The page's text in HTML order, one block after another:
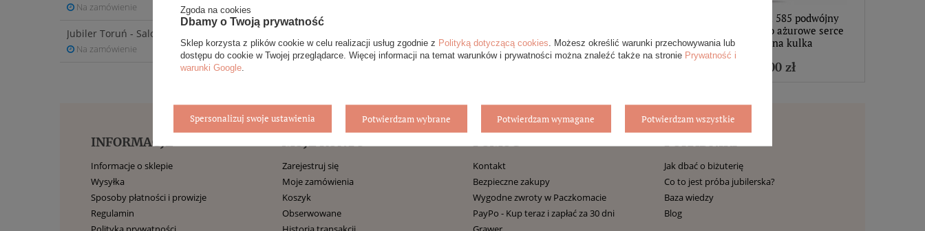
Złota bransoletka 585 podwójny
łańcuszek skrzydło ażurowe serce
gładkie czarna kulka
1 119,00 zł
Na zamówienie
Jubiler Toruń - Salon Jubilerski BOVEM
Na zamówienie
INFORMACJE
Informacje o sklepie
Wysyłka
Sposoby płatności i prowizje
Regulamin
MOJE KONTO
Zarejestruj się
Moje zamówienia
Koszyk
Obserwowane
POMOC
Kontakt
Bezpieczne zakupy
Wygodne zwroty w Paczkomacie
PayPo - Kup teraz i zapłać za 30 dni
PORADNIKI
Jak dbać o biżuterię
Co to jest próba jubilerska?
Baza wiedzy
Blog
Zgoda na cookies
Dbamy o Twoją prywatność
Sklep korzysta z plików cookie w celu realizacji usług zgodnie z Polityką dotyczącą cookies . Możesz określić warunki przechowywania lub
dostępu do cookie w Twojej przeglądarce. Więcej informacji na temat warunków i prywatności można znaleźć także na stronie Prywatność i
warunki Google
Spersonalizuj swoje ustawienia Potwierdzam wybrane Potwierdzam wymagane Potwierdzam wszystkie